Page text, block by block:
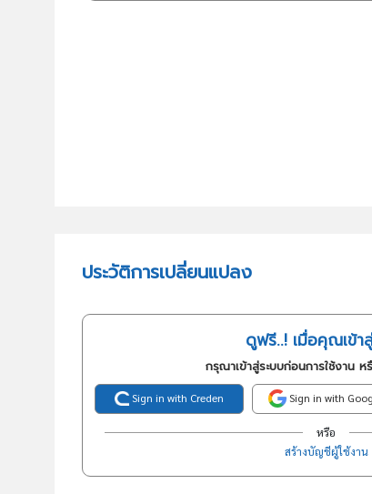
ประวัติการเปลี่ยนแปลง
ดูฟรี..! เมื่อคุณเข้า
กรุณาเข้าสู่ระบบก่อนการใช้งาน
Sign in with Creden Sign in with
หรือ
สร้างบัญชีผู้ใช้งาน